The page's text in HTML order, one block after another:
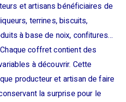
et artisans bénéficiaires de
terrines, biscuits,
à base de noix, confitures…
coffret contient des
à découvrir. Cette
producteur et artisan de faire
la surprise pour le